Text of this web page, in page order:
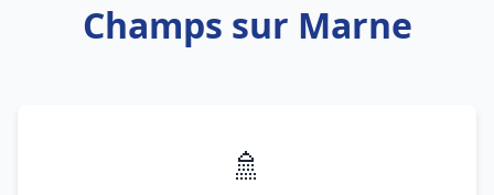
Champs sur Marne
🚿